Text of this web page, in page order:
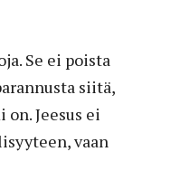
Se ei poista
siitä,
Jeesus ei
vaan